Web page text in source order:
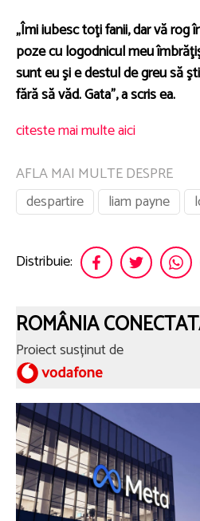
„Îmi iubesc toţi fanii, dar vă rog
poze cu logodnicul meu
sunt eu şi e destul de greu să
fără să văd. Gata”, a scris ea.
citeste mai multe aici
AFLA MAI MULTE DESPRE
despartire
liam payne
Distribuie:
ROMÂNIA
Proiect susținut de